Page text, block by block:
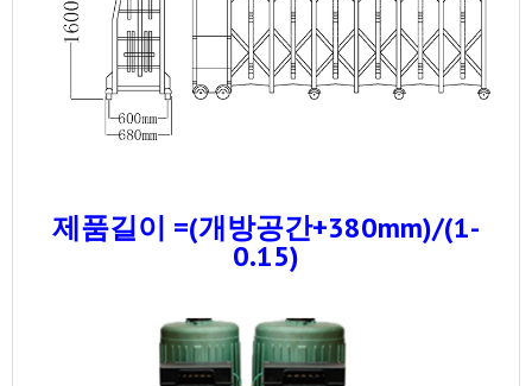
제품길이 =(개방공간+380mm)/(1-
0.15)